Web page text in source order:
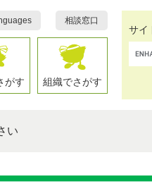
相談窓口
がす 組織でさがす
サイ
い